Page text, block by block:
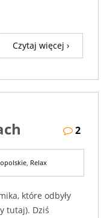
Czytaj więcej ›
2
, Relax
które odbyły
tutaj). Dziś